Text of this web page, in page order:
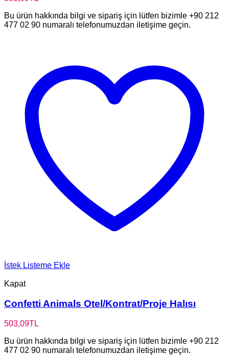
Bu ürün hakkında bilgi ve sipariş için lütfen bizimle +90 212
477 02 90 numaralı telefonumuzdan iletişime geçin.
İstek Listeme Ekle
Kapat
Confetti Animals Otel/Kontrat/Proje Halısı
503,09TL
Bu ürün hakkında bilgi ve sipariş için lütfen bizimle +90 212
477 02 90 numaralı telefonumuzdan iletişime geçin.